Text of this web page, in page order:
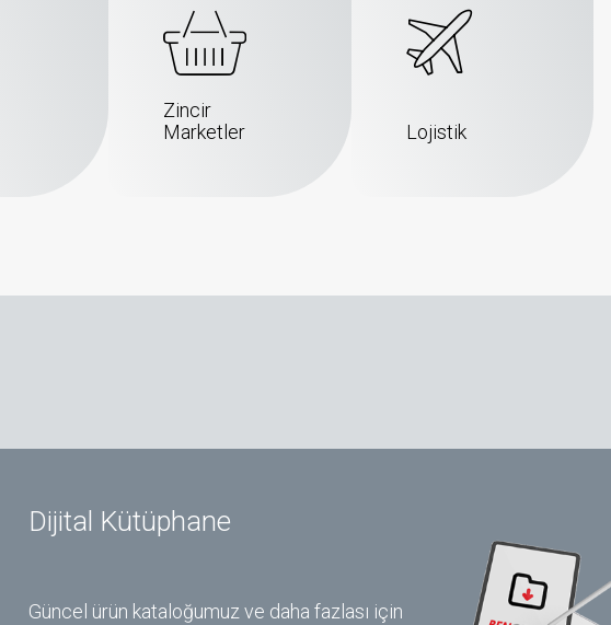
Zincir
Marketler
Lojistik
Dijital Kütüphane
Güncel ürün kataloğumuz ve daha fazlası için